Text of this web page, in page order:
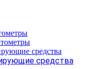
средства